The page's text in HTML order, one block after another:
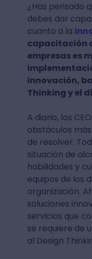
¿Has pensado
debes dar
cuanto a la
capacitación
empresas es
innovación,
Thinking y el
A diario, los
obstáculos
de resolver.
situación de
habilidades y
equipos de los
organización.
soluciones
servicios que
se requiere de
al Design